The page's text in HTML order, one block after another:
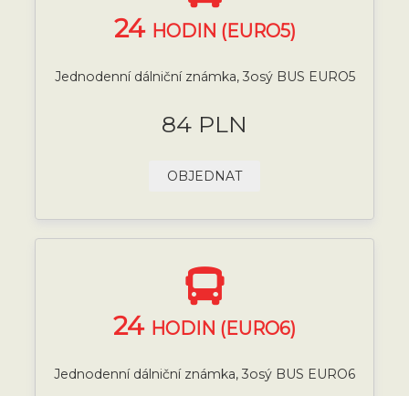
24 HODIN (EURO5)
Jednodenní dálniční známka, 3osý BUS EURO5
84 PLN
OBJEDNAT
24 HODIN (EURO6)
Jednodenní dálniční známka, 3osý BUS EURO6